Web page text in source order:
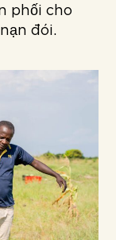
phối cho
đói.